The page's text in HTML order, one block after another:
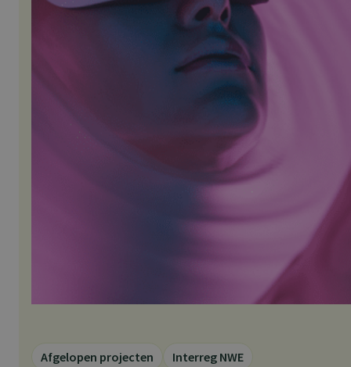
Afgelopen projecten Interreg NWE